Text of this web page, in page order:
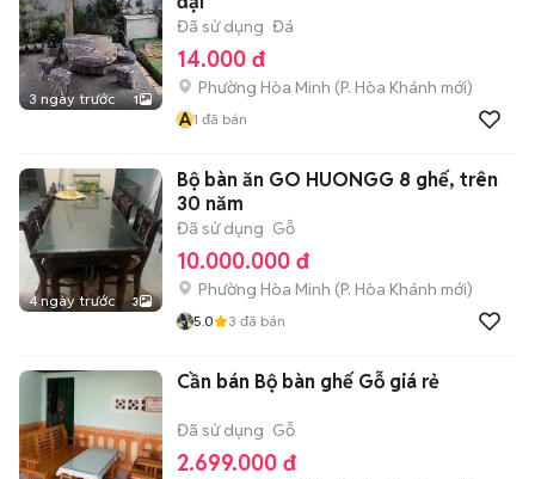
3 ngày trước 1
Đã sử dụng Đá
14.000 đ
Phường Hòa Minh (P. Hòa Khánh mới)
A1 đã bán
4 ngày trước 3
Bộ bàn ăn GO HUONGG 8 ghế, trên
30 năm
Đã sử dụng Gỗ
10.000.000 đ
Phường Hòa Minh (P. Hòa Khánh mới)
5.0 3 đã bán
Cần bán Bộ bàn ghế Gỗ giá rẻ
Đã sử dụng Gỗ
2.699.000 đ